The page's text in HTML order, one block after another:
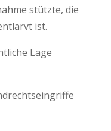
stützte, die
ist.
Lage